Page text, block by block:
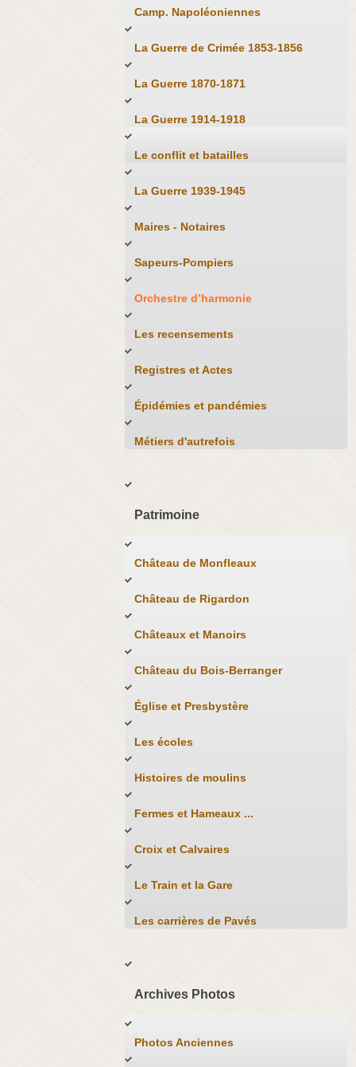
Camp. Napoléoniennes
La Guerre de Crimée 1853-1856
La Guerre 1870-1871
La Guerre 1914-1918
Le conflit et batailles
La Guerre 1939-1945
Maires - Notaires
Sapeurs-Pompiers
Orchestre d’harmonie
Les recensements
Registres et Actes
Épidémies et pandémies
Métiers d'autrefois
Patrimoine
Château de Monfleaux
Château de Rigardon
Châteaux et Manoirs
Château du Bois-Berranger
Église et Presbystère
Les écoles
Histoires de moulins
Fermes et Hameaux ...
Croix et Calvaires
Le Train et la Gare
Les carrières de Pavés
Archives Photos
Photos Anciennes